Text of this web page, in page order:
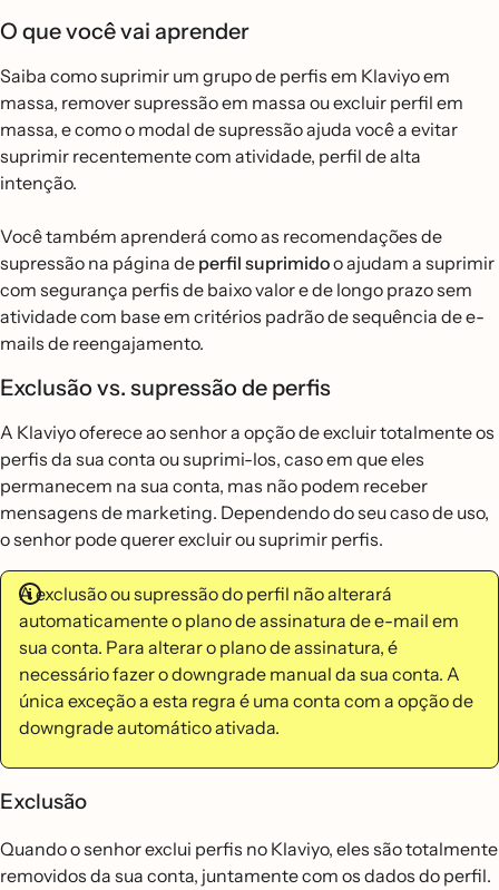
O que você vai aprender
Saiba como suprimir um grupo de perfis em Klaviyo em
massa, remover supressão em massa ou excluir perfil em
massa, e como o modal de supressão ajuda você a evitar
suprimir recentemente com atividade, perfil de alta
intenção.
Você também aprenderá como as recomendações de
supressão na página de perfil suprimidoo ajudam a suprimir
com segurança perfis de baixo valor e de longo prazo sem
atividade com base em critérios padrão de sequência de e-
mails de reengajamento.
Exclusão vs. supressão de perfis
A Klaviyo oferece ao senhor a opção de excluir totalmente os
perfis da sua conta ou suprimi-los, caso em que eles
permanecem na sua conta, mas não podem receber
mensagens de marketing. Dependendo do seu caso de uso,
o senhor pode querer excluir ou suprimir perfis.
A exclusão ou supressão do perfil não alterará
automaticamente o plano de assinatura de e-mail em
sua conta. Para alterar o plano de assinatura, é
necessário fazer o downgrade manual da sua conta. A
única exceção a esta regra é uma conta com a opção de
downgrade automático ativada.
Exclusão
Quando o senhor exclui perfis no Klaviyo, eles são totalmente
removidos da sua conta, juntamente com os dados do perfil.